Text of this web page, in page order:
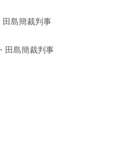
島簡裁判事
田島簡裁判事